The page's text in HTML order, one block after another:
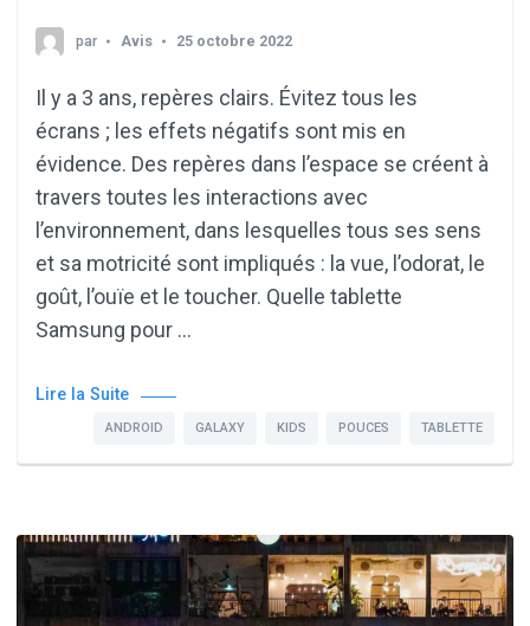
par Avis 25 octobre 2022
Il y a 3 ans, repères clairs. Évitez tous les
écrans ; les effets négatifs sont mis en
évidence. Des repères dans l’espace se créent à
travers toutes les interactions avec
l’environnement, dans lesquelles tous ses sens
et sa motricité sont impliqués : la vue, l’odorat, le
goût, l’ouïe et le toucher. Quelle tablette
Samsung pour …
Lire la Suite
ANDROID GALAXY KIDS POUCES TABLETTE